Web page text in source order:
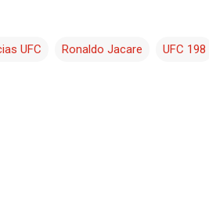
UFC Ronaldo Jacare UFC 198